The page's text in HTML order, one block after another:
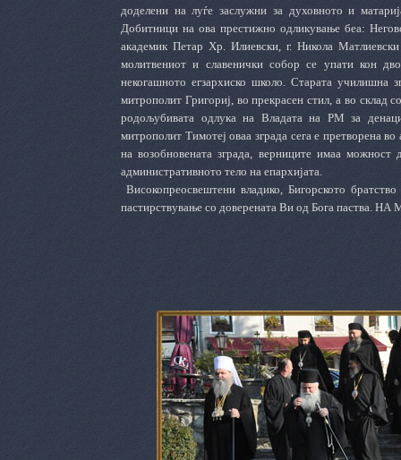
доделени на луѓе заслужни за духовното и
Добитници на ова престижно одликување беа:
академик Петар Хр. Илиевски, г. Никола
молитвениот и славенички собор се упати кон
некогашното егзархиско школо. Старата училишна
митрополит Григориј, во прекрасен стил, а во склад
родољубивата одлука на Владата на РМ за
митрополит Тимотеј оваа зграда сега е претворена
на возобновената зграда, верниците имаа
административното тело на епархијата.
Високопреосвештени владико, Бигорското
пастирствување со доверената Ви од Бога паства. НА